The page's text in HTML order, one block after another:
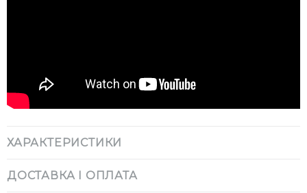
ХАРАКТЕРИСТИКИ
ДОСТАВКА І ОПЛАТА